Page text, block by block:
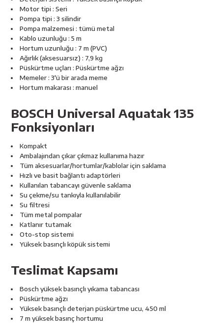
Motor tipi : Seri
Pompa tipi : 3 silindir
Pompa malzemesi : tümü metal
Kablo uzunluğu : 5 m
Hortum uzunluğu : 7 m (PVC)
Ağırlık (aksesuarsız) : 7,9 kg
Püskürtme uçları : Püskürtme ağzı
Memeler : 3'ü bir arada meme
Hortum makarası : manuel
BOSCH Universal Aquatak 135
Fonksiyonları
Kompakt
Ambalajından çıkar çıkmaz kullanıma hazır
Tüm aksesuarlar/hortumlar/kablolar için saklama
Hızlı ve basit bağlantı adaptörleri
Kullanılan tabancayı güvenle saklama
Su çekme/su tankıyla kullanılabilir
Su filtresi
Tüm metal pompalar
Katlanır tutamak
Oto-stop sistemi
Yüksek basınçlı köpük sistemi
Teslimat Kapsamı
Bosch yüksek basınçlı yıkama tabancası
Püskürtme ağzı
Yüksek basınçlı deterjan püskürtme ucu, 450 ml
7 m yüksek basınç hortumu